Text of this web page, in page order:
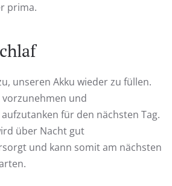
prima.
unseren Akku wieder zu füllen.
und
für den nächsten Tag.
über Nacht gut
und kann somit am nächsten